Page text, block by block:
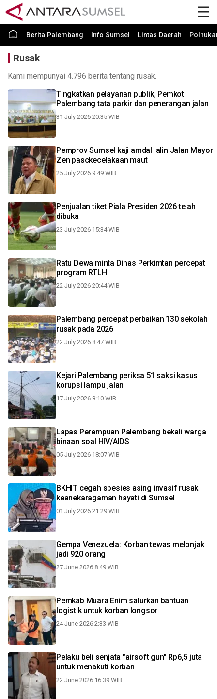
Berita Palembang Info Sumsel Lintas Daerah
Rusak
Kami mempunyai 4.796 berita tentang rusak.
Tingkatkan pelayanan publik, Pemkot
Palembang tata parkir dan penerangan jalan
31 July 2026 20:35 WIB
Pemprov Sumsel kaji amdal lalin Jalan Mayor
Zen pasckecelakaan maut
25 July 2026 9:49 WIB
Penjualan tiket Piala Presiden 2026 telah
dibuka
23 July 2026 15:34 WIB
Ratu Dewa minta Dinas Perkimtan percepat
program RTLH
22 July 2026 20:44 WIB
Palembang percepat perbaikan 130 sekolah
rusak pada 2026
22 July 2026 8:47 WIB
Kejari Palembang periksa 51 saksi kasus
korupsi lampu jalan
17 July 2026 8:10 WIB
Lapas Perempuan Palembang bekali warga
binaan soal HIV/AIDS
05 July 2026 18:07 WIB
BKHIT cegah spesies asing invasif rusak
keanekaragaman hayati di Sumsel
01 July 2026 21:29 WIB
Gempa Venezuela: Korban tewas melonjak
jadi 920 orang
27 June 2026 8:49 WIB
Pemkab Muara Enim salurkan bantuan
logistik untuk korban longsor
24 June 2026 2:33 WIB
Pelaku beli senjata "airsoft gun" Rp6,5 juta
untuk menakuti korban
22 June 2026 16:39 WIB